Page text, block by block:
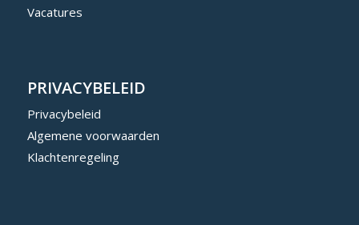
Vacatures
PRIVACYBELEID
Privacybeleid
Algemene voorwaarden
Klachtenregeling